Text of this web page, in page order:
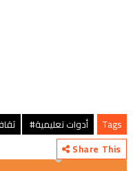
Tags أدوات تعليمية#
Share This